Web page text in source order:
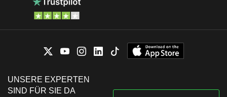
UNSERE EXPERTEN
SIND FÜR SIE DA